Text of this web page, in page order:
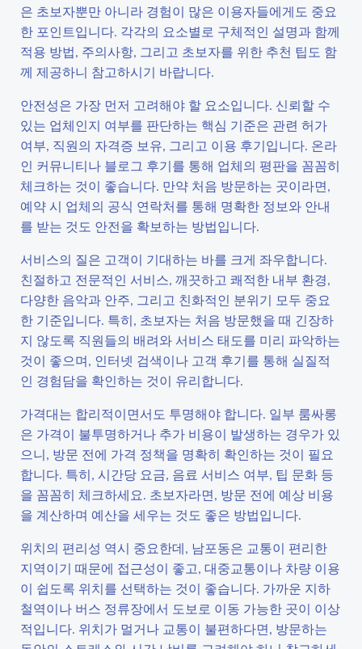
은 초보자뿐만 아니라 경험이 많은 이용자들에게도 중요
한 포인트입니다. 각각의 요소별로 구체적인 설명과 함께
적용 방법, 주의사항, 그리고 초보자를 위한 추천 팁도 함
께 제공하니 참고하시기 바랍니다.
안전성은 가장 먼저 고려해야 할 요소입니다. 신뢰할 수
있는 업체인지 여부를 판단하는 핵심 기준은 관련 허가
여부, 직원의 자격증 보유, 그리고 이용 후기입니다. 온라
인 커뮤니티나 블로그 후기를 통해 업체의 평판을 꼼꼼히
체크하는 것이 좋습니다. 만약 처음 방문하는 곳이라면,
예약 시 업체의 공식 연락처를 통해 명확한 정보와 안내
를 받는 것도 안전을 확보하는 방법입니다.
서비스의 질은 고객이 기대하는 바를 크게 좌우합니다.
친절하고 전문적인 서비스, 깨끗하고 쾌적한 내부 환경,
다양한 음악과 안주, 그리고 친화적인 분위기 모두 중요
한 기준입니다. 특히, 초보자는 처음 방문했을 때 긴장하
지 않도록 직원들의 배려와 서비스 태도를 미리 파악하는
것이 좋으며, 인터넷 검색이나 고객 후기를 통해 실질적
인 경험담을 확인하는 것이 유리합니다.
가격대는 합리적이면서도 투명해야 합니다. 일부 룸싸롱
은 가격이 불투명하거나 추가 비용이 발생하는 경우가 있
으니, 방문 전에 가격 정책을 명확히 확인하는 것이 필요
합니다. 특히, 시간당 요금, 음료 서비스 여부, 팁 문화 등
을 꼼꼼히 체크하세요. 초보자라면, 방문 전에 예상 비용
을 계산하며 예산을 세우는 것도 좋은 방법입니다.
위치의 편리성 역시 중요한데, 남포동은 교통이 편리한
지역이기 때문에 접근성이 좋고, 대중교통이나 차량 이용
이 쉽도록 위치를 선택하는 것이 좋습니다. 가까운 지하
철역이나 버스 정류장에서 도보로 이동 가능한 곳이 이상
적입니다. 위치가 멀거나 교통이 불편하다면, 방문하는